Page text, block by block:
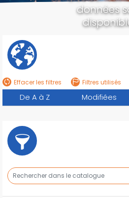
données
Effacer les filtres Filtres utilisés
De A à Z Modifiées